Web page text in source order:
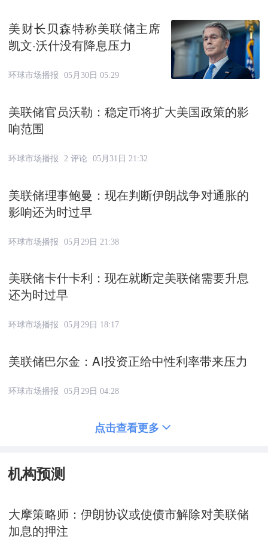
美财长贝森特称美联储主席
凯文·沃什没有降息压力
环球市场播报 05月30日 05:29
美联储官员沃勒：稳定币将扩大美国政策的影
响范围
环球市场播报 2 评论 05月31日 21:32
美联储理事鲍曼：现在判断伊朗战争对通胀的
影响还为时过早
环球市场播报 05月29日 21:38
美联储卡什卡利：现在就断定美联储需要升息
还为时过早
环球市场播报 05月29日 18:17
美联储巴尔金：AI投资正给中性利率带来压力
环球市场播报 05月29日 04:28
点击查看更多
机构预测
大摩策略师：伊朗协议或使债市解除对美联储
加息的押注